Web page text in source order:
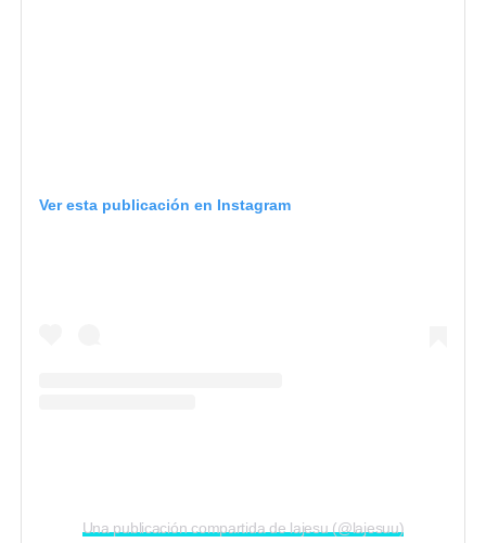
Ver esta publicación en Instagram
Una publicación compartida de lajesu (@lajesuu)